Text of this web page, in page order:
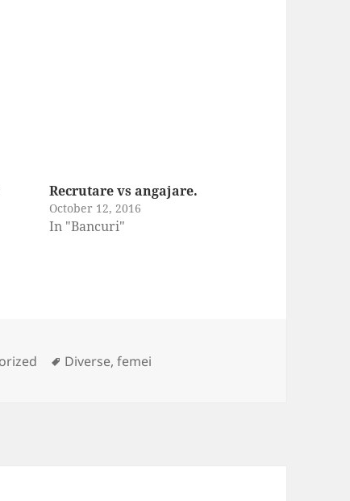
Recrutare vs angajare.
October 12, 2016
In "Bancuri"
Tags
Diverse,femei